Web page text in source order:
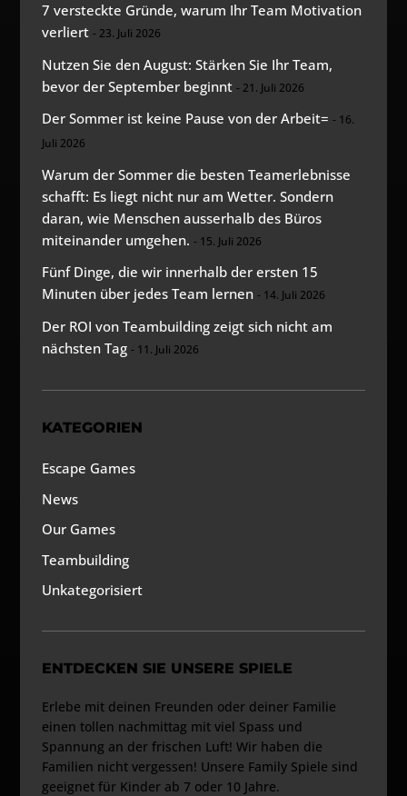
7 versteckte Gründe, warum Ihr Team Motivation
verliert
23. Juli 2026
Nutzen Sie den August: Stärken Sie Ihr Team,
bevor der September beginnt
21. Juli 2026
Der Sommer ist keine Pause von der Arbeit=
16.
Juli 2026
Warum der Sommer die besten Teamerlebnisse
schafft: Es liegt nicht nur am Wetter. Sondern
daran, wie Menschen ausserhalb des Büros
miteinander umgehen.
15. Juli 2026
Fünf Dinge, die wir innerhalb der ersten 15
Minuten über jedes Team lernen
14. Juli 2026
Der ROI von Teambuilding zeigt sich nicht am
nächsten Tag
11. Juli 2026
KATEGORIEN
Escape Games
News
Our Games
Teambuilding
Unkategorisiert
ENTDECKEN SIE UNSERE SPIELE
Erlebe mit deinen Freunden oder deiner Familie
einen tollen nachmittag mit viel Spass und
Spannung an der frischen Luft! Wir haben die
Familien nicht vergessen! Unsere Family Spiele sind
geeignet für Kinder ab 7 oder 10 Jahre.